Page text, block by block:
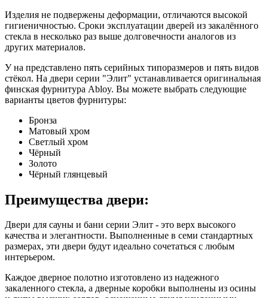
Изделия не подвержены деформации, отличаются высокой
гигиеничностью. Сроки эксплуатации дверей из закалённого
стекла в несколько раз выше долговечности аналогов из
других материалов.
У на представлено пять серийных типоразмеров и пять видов
стёкол. На двери серии "Элит" устанавливается оригинальная
финская фурнитура Abloy. Вы можете выбрать следующие
варианты цветов фурнитуры:
Бронза
Матовый хром
Светлый хром
Чёрный
Золото
Чёрный глянцевый
Преимущества двери:
Двери для сауны и бани серии Элит - это верх высокого
качества и элегантности. Выполненные в семи стандартных
размерах, эти двери будут идеально сочетаться с любым
интерьером.
Каждое дверное полотно изготовлено из надежного
закаленного стекла, а дверные коробки выполнены из осины